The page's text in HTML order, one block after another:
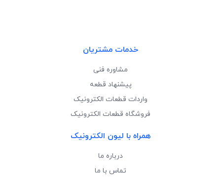
خدمات مشتریان
مشاوره فنی
پیشنهاد قطعه
واردات قطعات الکترونیک
فروشگاه قطعات الکترونیک
همراه با لیون الکترونیک
درباره ما
تماس با ما